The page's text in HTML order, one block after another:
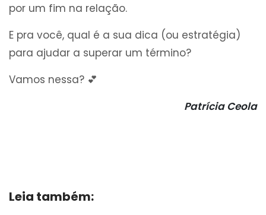
por um fim na relação.
E pra você, qual é a sua dica (ou estratégia)
para ajudar a superar um término?
Vamos nessa? 💕
Patrícia Ceola
Leia também: